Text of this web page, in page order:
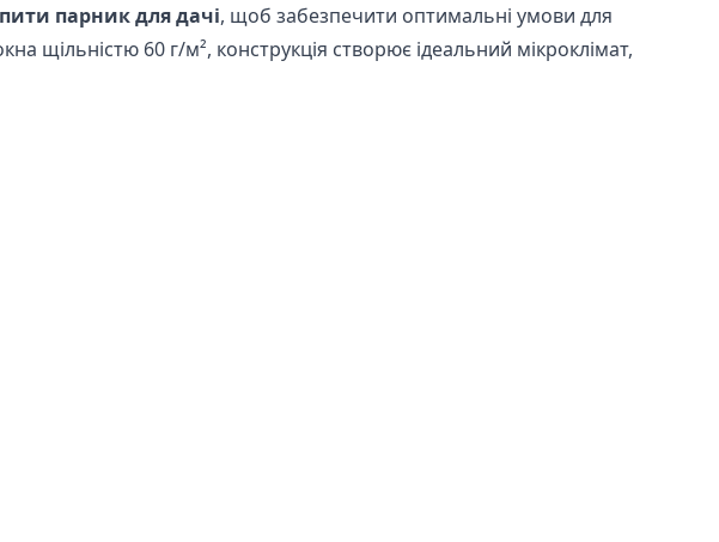
парник для дачі, щоб забезпечити оптимальні умови для
щільністю 60 г/м², конструкція створює ідеальний мікроклімат,